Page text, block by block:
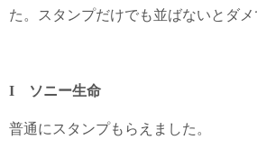
た。スタンプだけでも並ばないとダメ
I ソニー生命
普通にスタンプもらえました。